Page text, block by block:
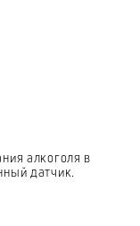
алкоголя в
датчик.